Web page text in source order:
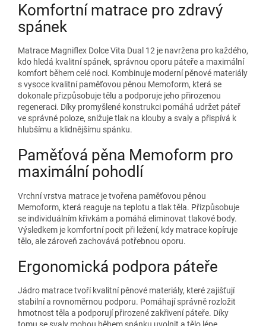
Komfortní matrace pro zdravý
spánek
Matrace Magniflex Dolce Vita Dual 12 je navržena pro každého,
kdo hledá kvalitní spánek, správnou oporu páteře a maximální
komfort během celé noci. Kombinuje moderní pěnové materiály
s vysoce kvalitní paměťovou pěnou Memoform, která se
dokonale přizpůsobuje tělu a podporuje jeho přirozenou
regeneraci. Díky promyšlené konstrukci pomáhá udržet páteř
ve správné poloze, snižuje tlak na klouby a svaly a přispívá k
hlubšímu a klidnějšímu spánku.
Paměťová pěna Memoform pro
maximální pohodlí
Vrchní vrstva matrace je tvořena paměťovou pěnou
Memoform, která reaguje na teplotu a tlak těla. Přizpůsobuje
se individuálním křivkám a pomáhá eliminovat tlakové body.
Výsledkem je komfortní pocit při ležení, kdy matrace kopíruje
tělo, ale zároveň zachovává potřebnou oporu.
Ergonomická podpora páteře
Jádro matrace tvoří kvalitní pěnové materiály, které zajišťují
stabilní a rovnoměrnou podporu. Pomáhají správně rozložit
hmotnost těla a podporují přirozené zakřivení páteře. Díky